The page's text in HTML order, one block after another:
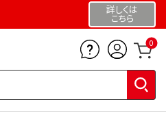
詳しくは
こちら
0